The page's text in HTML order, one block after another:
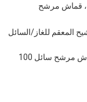
قماش مرشح
المعقم للغاز/السائل
قماش مرشح غير منسوج ، قماش مرشح صناعي ، قماش مرشح سائل 100